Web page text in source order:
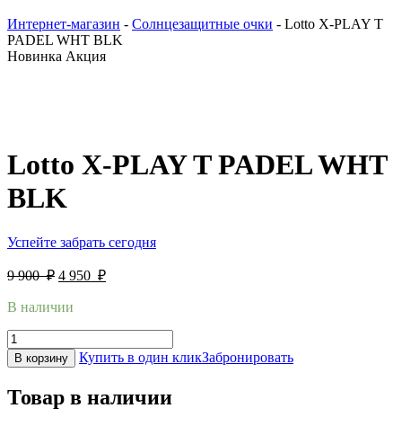
Интернет-магазин - Солнцезащитные очки - Lotto X-PLAY T
PADEL WHT BLK
Новинка Акция
Lotto X-PLAY T PADEL WHT
BLK
Успейте забрать сегодня
9 900₽ 4 950 ₽
В наличии
В корзину Купить в один кликЗабронировать
Товар в наличии